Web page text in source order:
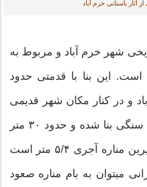
آثار باستانی خرم آباد
شهر خرم آباد و مربوط به
این بنا با قدمتی حدود
و در کنار مکان شهر قدیمی
شاپورخواست بر روی پایه سنگی بنا شده و حدود ۳۰ متر
ارتفاع دارد. قطر سطح زیرین مناره آجری ۵/۴ متر است
۹۹ پله دورانی میتوان به بام مناره صعود